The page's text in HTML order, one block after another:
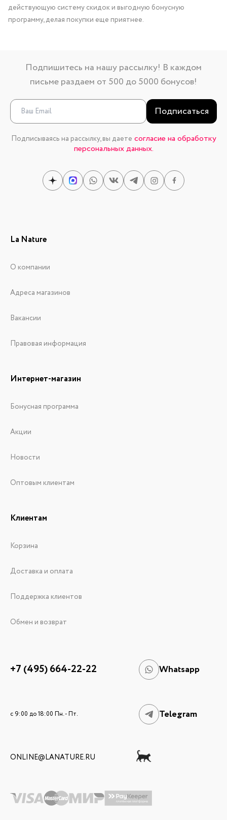
действующую систему скидок и выгодную бонусную
программу, делая покупки еще приятнее.
Подпишитесь на нашу рассылку! В каждом
письме раздаем от 500 до 5000 бонусов!
Подписаться
Подписываясь на рассылку, вы даете согласие на обработку
персональных данных.
La Nature
О компании
Адреса магазинов
Вакансии
Правовая информация
Интернет-магазин
Бонусная программа
Акции
Новости
Оптовым клиентам
Клиентам
Корзина
Доставка и оплата
Поддержка клиентов
Обмен и возврат
+7 (495) 664-22-22 Whatsapp
c 9:00 до 18:00 Пн. - Пт. Telegram
ONLINE@LANATURE.RU